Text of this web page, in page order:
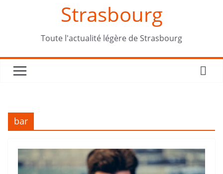
Strasbourg
Toute l'actualité légère de Strasbourg
bar